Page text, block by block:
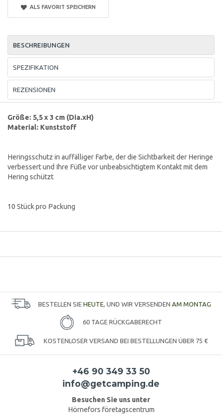
ALS FAVORIT SPEICHERN
BESCHREIBUNGEN
SPEZIFIKATION
REZENSIONEN
Größe: 5,5 x 3 cm (Dia.xH)
Material: Kunststoff
Heringsschutz in auffälliger Farbe, der die Sichtbarkeit der Heringe
verbessert und Ihre Füße vor unbeabsichtigtem Kontakt mit dem
Hering schützt
10 Stück pro Packung
BESTELLEN SIE HEUTE , UND WIR VERSENDEN AM MONTAG
60 TAGE RÜCKGABERECHT
KOSTENLOSER VERSAND BEI BESTELLUNGEN ÜBER 75 €
+46 90 349 33 50
info@getcamping.de
Besuchen Sie uns unter
Hörnefors företagscentrum